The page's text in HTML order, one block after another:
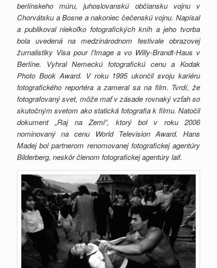
berlínskeho múru, juhoslovanskú občiansku vojnu v
Chorvátsku a Bosne a nakoniec čečenskú vojnu. Napísal
a publikoval niekoľko fotografických kníh a jeho tvorba
bola uvedená na medzinárodnom festivale obrazovej
žurnalistiky Visa pour l’Image a vo Willy-Brandt-Haus v
Berlíne. Vyhral Nemeckú fotografickú cenu a Kodak
Photo Book Award. V roku 1995 ukončil svoju kariéru
fotografického reportéra a zameral sa na film. Tvrdí, že
fotografovaný svet, môže mať v zásade rovnaký vzťah so
skutočným svetom ako statická fotografia k filmu. Natočil
dokument „Raj na Zemi“, ktorý bol v roku 2006
nominovaný na cenu World Television Award. Hans
Madej bol partnerom renomovanej fotografickej agentúry
Bilderberg, neskôr členom fotografickej agentúry laif.